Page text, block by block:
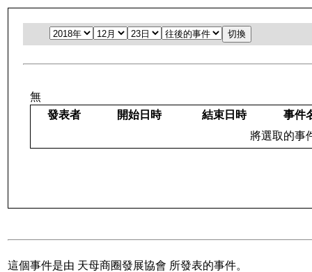
無
發表者
開始日時 結束日時
事件
將選取的事
這個事件是由 天母商圈發展協會 所發表的事件。